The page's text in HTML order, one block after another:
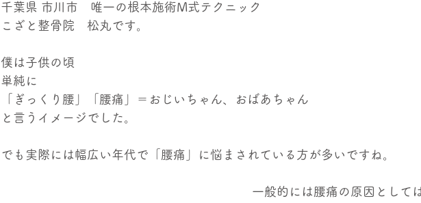
千葉県 市川市　唯一の根本施術M式テクニック
こざと整骨院　松丸です。
僕は子供の頃
単純に
「ぎっくり腰」「腰痛」＝おじいちゃん、おばあちゃん
と言うイメージでした。
でも実際には幅広い年代で「腰痛」に悩まされている方が多いですね。
一般的には腰痛の原因として